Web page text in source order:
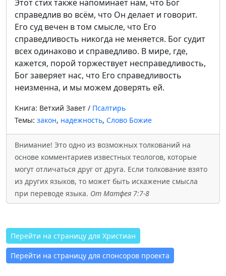
Этот стих также напоминает нам, что Бог
справедлив во всём, что Он делает и говорит.
Его суд вечен в том смысле, что Его
справедливость никогда не меняется. Бог судит
всех одинаково и справедливо. В мире, где,
кажется, порой торжествует несправедливость,
Бог заверяет нас, что Его справедливость
неизменна, и мы можем доверять ей.
Книга: Ветхий Завет / Псалтирь
Темы: закон, надежность, Слово Божие
Внимание! Это одно из возможных толкований на
основе комментариев известных теологов, которые
могут отличаться друг от друга. Если толкование взято
из других языков, то может быть искажение смысла
при переводе языка. От Матфея 7:7-8
Перейти на страницу для Христиан
Перейти на страницу для спонсоров проекта